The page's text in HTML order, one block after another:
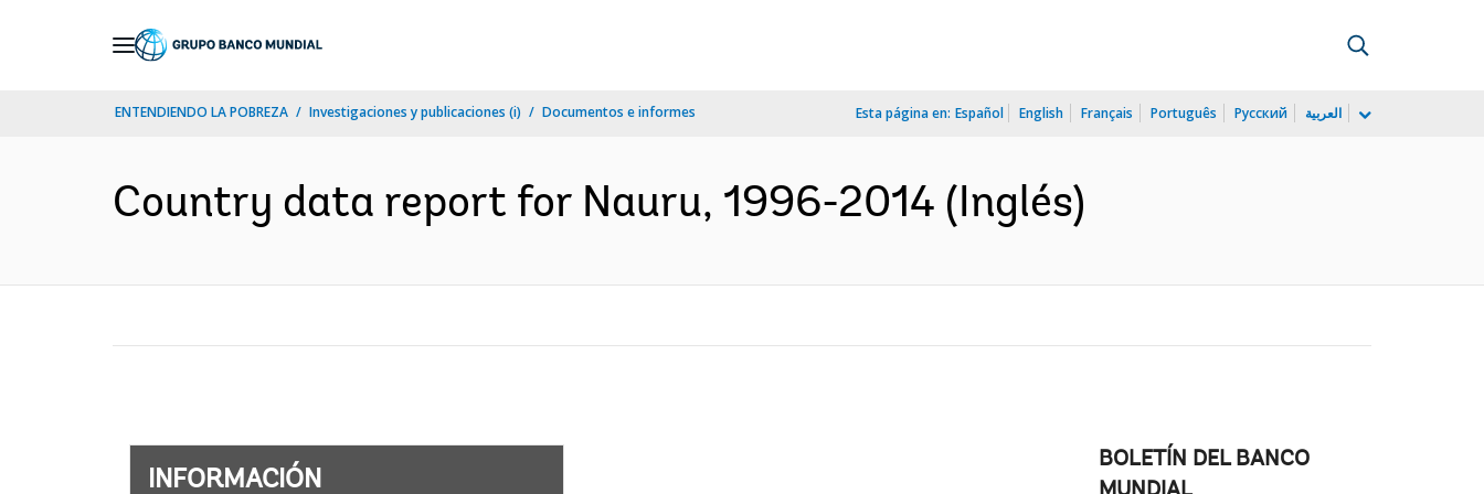
ENTENDIENDO LA POBREZA Investigaciones y publicaciones (i) Documentos e informes Esta página en: Español English Français Português Русский العربية
Country data report for Nauru, 1996-2014 (Inglés)
INFORMACIÓN
BOLETÍN DEL BANCO